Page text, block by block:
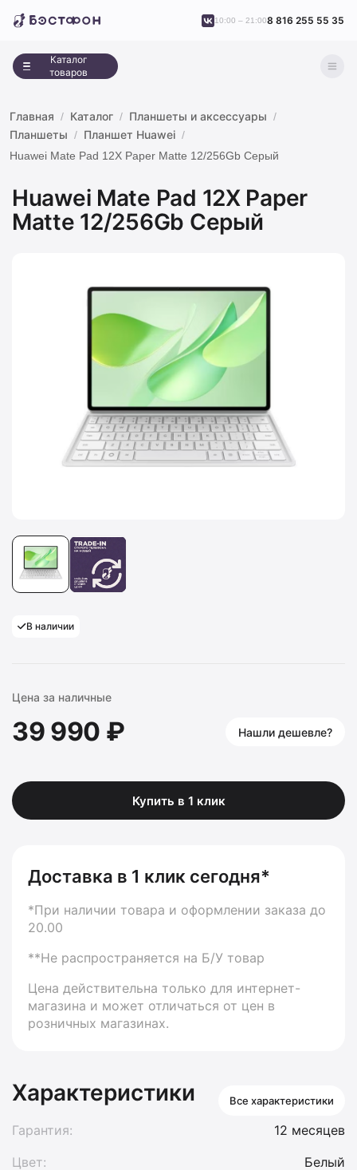
Каталог
товаров
10:00 – 21:008 816 255 55 35
Главная Каталог
Планшеты и аксессуары
Планшеты
Планшет Huawei
Huawei Mate Pad 12X Paper Matte 12/256Gb Серый
Huawei Mate Pad 12X Paper
Matte 12/256Gb Серый
В наличии
Цена за наличные
39 990 ₽ Нашли дешевле?
Купить в 1 клик
Доставка в 1 клик сегодня*
*При наличии товара и оформлении заказа до
20.00
**Не распространяется на Б/У товар
Цена действительна только для интернет-
магазина и может отличаться от цен в
розничных магазинах.
Характеристики Все характеристики
Гарантия:
12 месяцев
Цвет:
Белый